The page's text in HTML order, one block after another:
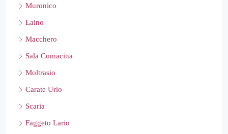
Muronico
Laino
Macchero
Sala Comacina
Moltrasio
Carate Urio
Scaria
Faggeto Lario